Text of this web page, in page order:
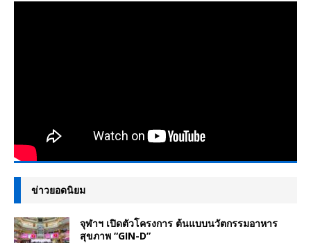
ข่าวยอดนิยม
จุฬาฯ เปิดตัวโครงการ ต้นแบบนวัตกรรมอาหาร
สุขภาพ “GIN-D”